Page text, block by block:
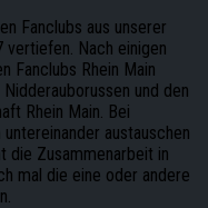
Fanclubs aus unserer
vertiefen. Nach einigen
Fanclubs Rhein Main
und den
Rhein Main. Bei
austauschen
die Zusammenarbeit in
mal die eine oder andere